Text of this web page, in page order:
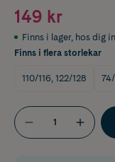
149 kr
Finns i lager, hos dig
Finns i flera storlekar
110/116, 122/128